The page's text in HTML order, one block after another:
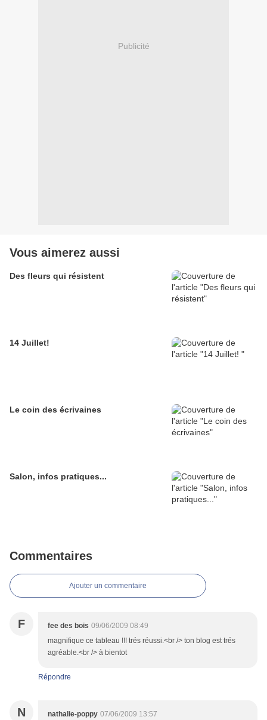
Publicité
Vous aimerez aussi
Des fleurs qui résistent
14 Juillet!
Le coin des écrivaines
Salon, infos pratiques...
Commentaires
Ajouter un commentaire
F fee des bois 09/06/2009 08:49
magnifique ce tableau !!! trés réussi.<br /> ton blog est trés
agréable.<br /> à bientot
Répondre
N nathalie-poppy 07/06/2009 13:57